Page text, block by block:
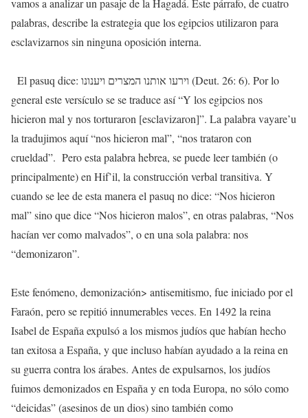
vamos a analizar un pasaje de la Hagadá. Este párrafo, de cuatro
palabras, describe la estrategia que los egipcios utilizaron para
esclavizarnos sin ninguna oposición interna.
El pasuq dice: וירעו אותנו המצרים ויענונו (Deut. 26: 6). Por lo
general este versículo se se traduce así “Y los egipcios nos
hicieron mal y nos torturaron [esclavizaron]”. La palabra vayare’u
la tradujimos aquí “nos hicieron mal”, “nos trataron con
crueldad”. Pero esta palabra hebrea, se puede leer también (o
principalmente) en Hif’il, la construcción verbal transitiva. Y
cuando se lee de esta manera el pasuq no dice: “Nos hicieron
mal” sino que dice “Nos hicieron malos”, en otras palabras, “Nos
hacían ver como malvados”, o en una sola palabra: nos
“demonizaron”.
Este fenómeno, demonización> antisemitismo, fue iniciado por el
Faraón, pero se repitió innumerables veces. En 1492 la reina
Isabel de España expulsó a los mismos judíos que habían hecho
tan exitosa a España, y que incluso habían ayudado a la reina en
su guerra contra los árabes. Antes de expulsarnos, los judíos
fuimos demonizados en España y en toda Europa, no sólo como
“deicidas” (asesinos de un dios) sino también como